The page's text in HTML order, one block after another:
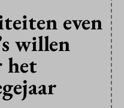
even
willen
het